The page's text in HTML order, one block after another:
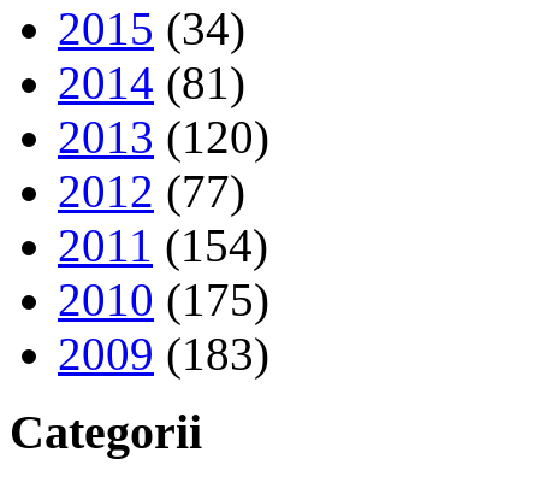
2015 (34)
2014 (81)
2013 (120)
2012 (77)
2011 (154)
2010 (175)
2009 (183)
Categorii